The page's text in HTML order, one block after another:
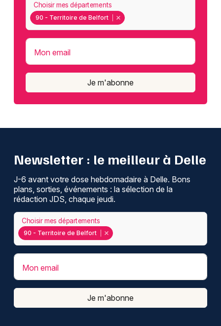
90 - Territoire de Belfort
Choisir mes départements
Mon email
Je m'abonne
Newsletter : le meilleur à Delle
J-6 avant votre dose hebdomadaire à Delle. Bons
plans, sorties, événements : la sélection de la
rédaction JDS, chaque jeudi.
90 - Territoire de Belfort
Choisir mes départements
Mon email
Je m'abonne